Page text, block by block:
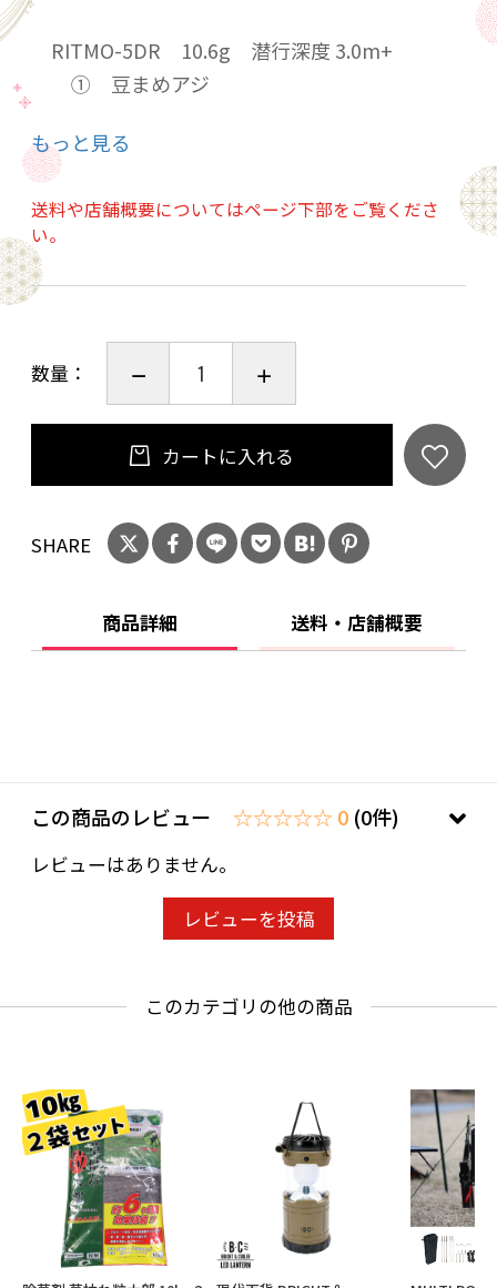
RITMO-5DR 10.6g 潜行深度 3.0m+
① 豆まめアジ
③ 豆マグロ
④ レモンイエロー
⑤ ごまアザラシ
RITMO-5MR 9.6g 潜行深度 2.0m+
⑦ 豆アマゴ
ご購入時のお問合せ欄へご希望の番号をご入力
ください。
もっと見る
送料や店舗概要についてはページ下部をご覧くださ
い。
数量：
カートに入れる
SHARE
商品詳細 送料・店舗概要
この商品のレビュー ☆☆☆☆☆ 0 (0件)
レビューはありません。
レビューを投稿
このカテゴリの他の商品